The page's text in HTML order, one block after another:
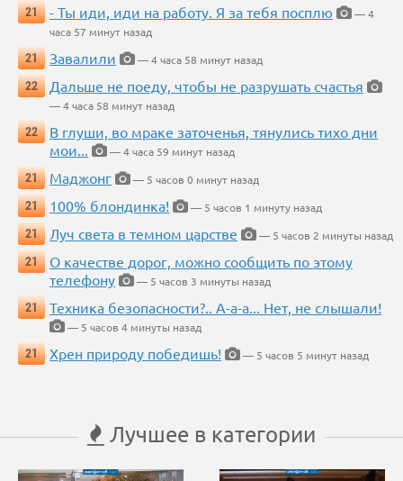
21 - Ты иди, иди на работу. Я за тебя посплю
— 4
часа 57 минут назад
21
Завалили
— 4 часа 58 минут назад
22
Дальше не поеду, чтобы не разрушать счастья
— 4 часа 58 минут назад
22
В глуши, во мраке заточенья, тянулись тихо дни
мои...
— 4 часа 59 минут назад
21
Маджонг
— 5 часов 0 минут назад
21
100% блондинка!
— 5 часов 1 минуту назад
21
Луч света в темном царстве
— 5 часов 2 минуты назад
21
О качестве дорог, можно сообщить по этому
телефону
— 5 часов 3 минуты назад
21
Техника безопасности?.. А-а-а... Нет, не слышали!
— 5 часов 4 минуты назад
21
Хрен природу победишь! — 5 часов 5 минут назад
Лучшее в категории